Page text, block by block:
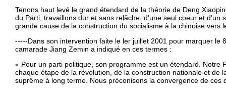
Tenons haut levé le grand étendard de la théorie de Deng
du Parti, travaillons dur et sans relâche, d'une seul coeur et d'un
grande cause de la construction du socialisme à la chinoise vers
-----Dans son intervention faite le ler juillet 2001 pour marquer le
camarade Jiang Zemin a indiqué en ces termes :
« Pour un parti politique, son programme est un étendard. Notre
chaque étape de la révolution, de la construction nationale et de
suprême à long terme. Nous préconisons la convergence de ces